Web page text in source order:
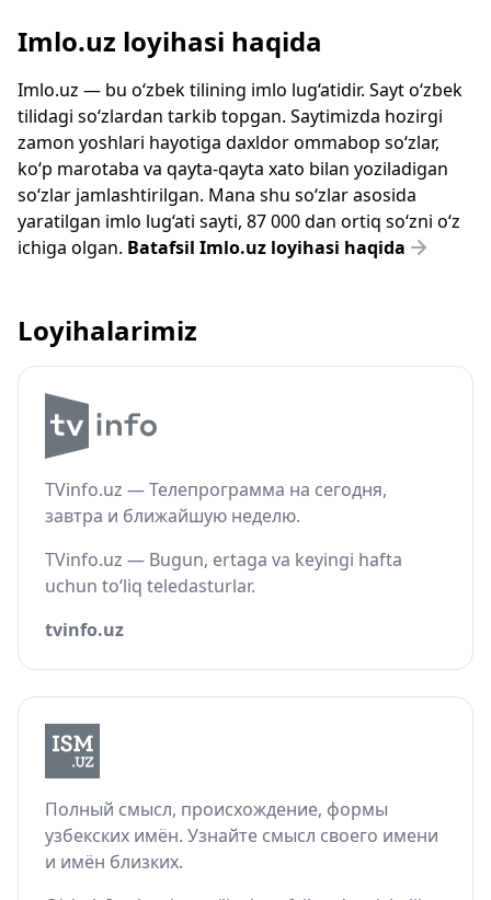
Imlo.uz loyihasi haqida
Imlo.uz — bu o‘zbek tilining imlo lug‘atidir. Sayt o‘zbek
tilidagi so‘zlardan tarkib topgan. Saytimizda hozirgi
zamon yoshlari hayotiga daxldor ommabop so‘zlar,
ko‘p marotaba va qayta-qayta xato bilan yoziladigan
so‘zlar jamlashtirilgan. Mana shu so‘zlar asosida
yaratilgan imlo lug‘ati sayti, 87 000 dan ortiq so‘zni o‘z
ichiga olgan. Batafsil Imlo.uz loyihasi haqida
Loyihalarimiz
TVinfo.uz — Телепрограмма на сегодня,
завтра и ближайшую неделю.
TVinfo.uz — Bugun, ertaga va keyingi hafta
uchun to‘liq teledasturlar.
tvinfo.uz
Полный смысл, происхождение, формы
узбекских имён. Узнайте смысл своего имени
и имён близких.